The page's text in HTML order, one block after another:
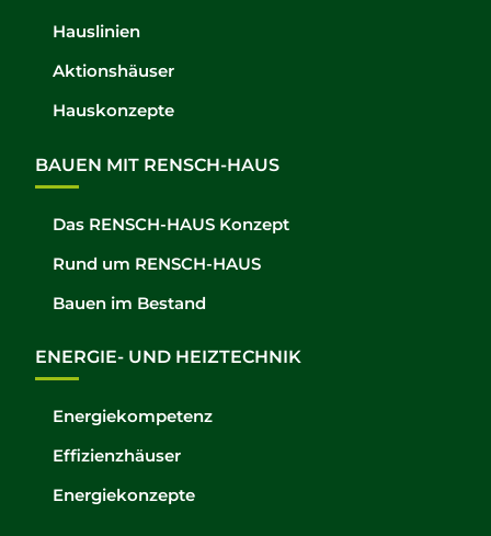
Hauslinien
Aktionshäuser
Hauskonzepte
BAUEN MIT RENSCH-HAUS
Das RENSCH-HAUS Konzept
Rund um RENSCH-HAUS
Bauen im Bestand
ENERGIE- UND HEIZTECHNIK
Energiekompetenz
Effizienzhäuser
Energiekonzepte